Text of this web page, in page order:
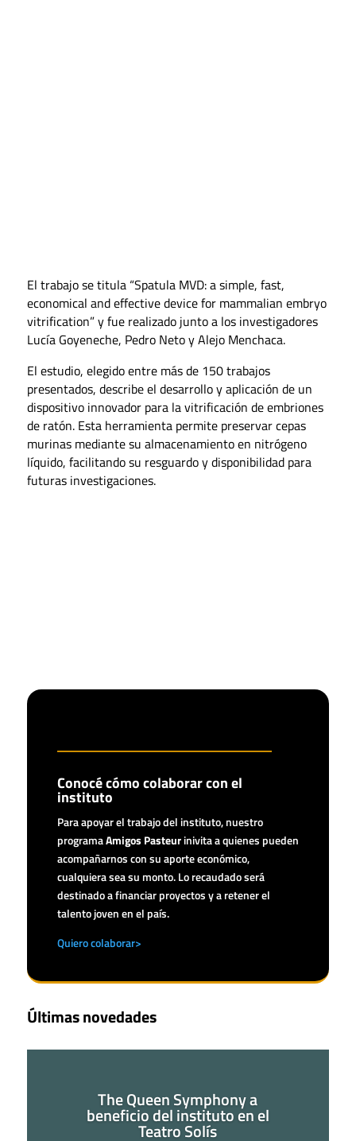
El trabajo se titula “Spatula MVD: a simple, fast,
economical and effective device for mammalian embryo
vitrification” y fue realizado junto a los investigadores
Lucía Goyeneche, Pedro Neto y Alejo Menchaca.
El estudio, elegido entre más de 150 trabajos
presentados, describe el desarrollo y aplicación de un
dispositivo innovador para la vitrificación de embriones
de ratón. Esta herramienta permite preservar cepas
murinas mediante su almacenamiento en nitrógeno
líquido, facilitando su resguardo y disponibilidad para
futuras investigaciones.
Conocé cómo colaborar con el
instituto
Para apoyar el trabajo del instituto, nuestro
programaAmigos Pasteur inivita a quienes pueden
acompañarnos con su aporte económico,
cualquiera sea su monto. Lo recaudado será
destinado a financiar proyectos y a retener el
talento joven en el país.
Quiero colaborar>
Últimas novedades
The Queen Symphony a
beneficio del instituto en el
Teatro Solís